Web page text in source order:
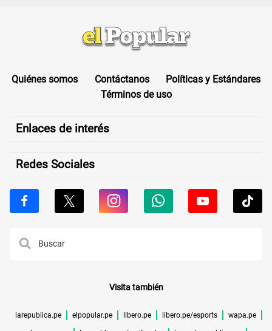
Quiénes somos Contáctanos
Políticas y Estándares
Términos de uso
Enlaces de interés
Redes Sociales
Visita también
larepublica.pe elpopular.pe libero.pe libero.pe/esports wapa.pe